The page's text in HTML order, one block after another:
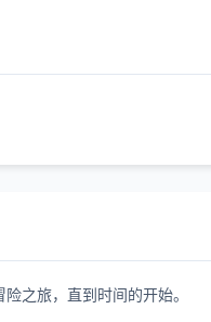
之旅，直到时间的开始。